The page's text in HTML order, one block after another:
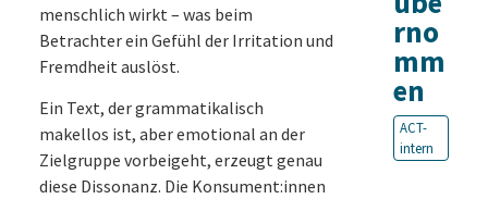
menschlich wirkt – was beim
Betrachter ein Gefühl der Irritation und
Fremdheit auslöst.
Ein Text, der grammatikalisch
makellos ist, aber emotional an der
Zielgruppe vorbeigeht, erzeugt genau
diese Dissonanz. Die Konsument:innen
rno
mm
en
ACT-
intern